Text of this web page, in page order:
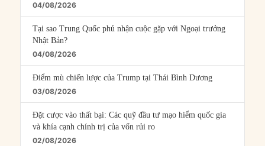
04/08/2026
Tại sao Trung Quốc phủ nhận cuộc gặp với Ngoại trưởng
Nhật Bản?
04/08/2026
Điểm mù chiến lược của Trump tại Thái Bình Dương
03/08/2026
Đặt cược vào thất bại: Các quỹ đầu tư mạo hiểm quốc gia
và khía cạnh chính trị của vốn rủi ro
02/08/2026